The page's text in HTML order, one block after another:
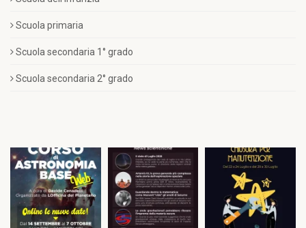
Scuola primaria
Scuola secondaria 1° grado
Scuola secondaria 2° grado